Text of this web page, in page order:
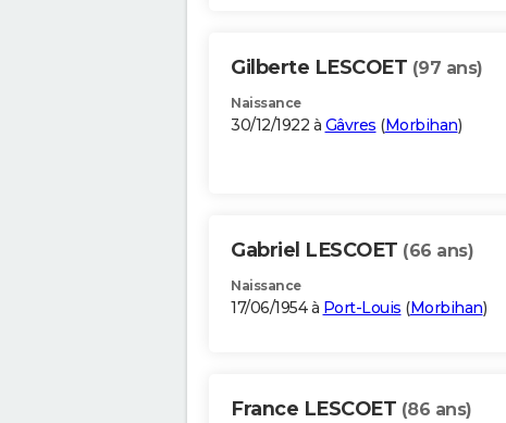
Gilberte LESCOET (97 ans)
Naissance
30/12/1922 à Gâvres (Morbihan)
Gabriel LESCOET (66 ans)
Naissance
17/06/1954 à Port-Louis (Morbihan)
France LESCOET (86 ans)